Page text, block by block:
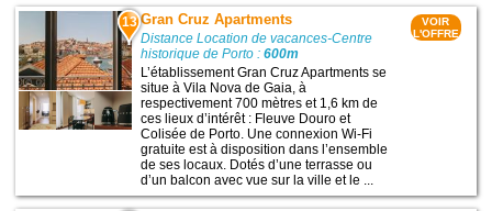
13 Gran Cruz Apartments
Distance Location de vacances-Centre
historique de Porto :600m
L’établissement Gran Cruz Apartments se
situe à Vila Nova de Gaia, à
respectivement 700 mètres et 1,6 km de
ces lieux d’intérêt : Fleuve Douro et
Colisée de Porto. Une connexion Wi-Fi
gratuite est à disposition dans l’ensemble
de ses locaux. Dotés d’une terrasse ou
d’un balcon avec vue sur la ville et le ...
VOIR
L'OFFRE